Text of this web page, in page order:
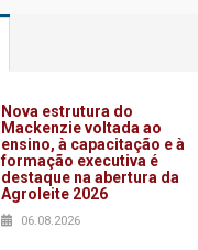
Nova estrutura do
Mackenzie voltada ao
ensino, à capacitação e à
formação executiva é
destaque na abertura da
Agroleite 2026
06.08.2026